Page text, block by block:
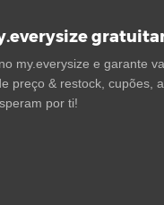
my.everysize e garante
preço & restock, cupões,
por ti!